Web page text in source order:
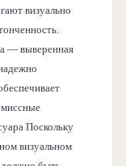
визуально
— выверенная
Поскольку
визуальном